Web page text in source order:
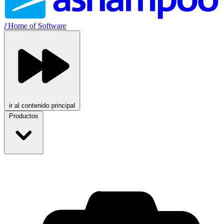
//Home of Software
ir al contenido principal
Productos